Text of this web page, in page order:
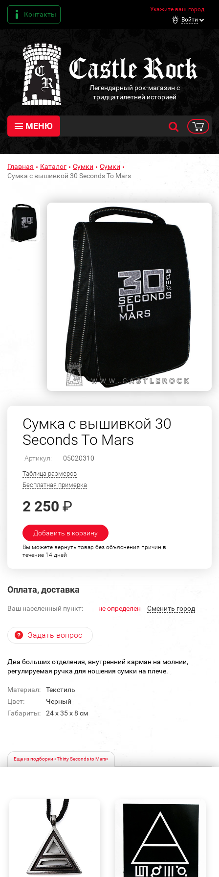
Контакты
Укажите ваш город
Войти
Легендарный рок-магазин с
тридцатилетней историей
МЕНЮ
Главная Каталог Сумки
Сумки
Сумка с вышивкой 30 Seconds To Mars
Сумка с вышивкой 30
Seconds To Mars
Артикул: 05020310
Таблица размеров
Бесплатная примерка
2 250 ₽
Добавить в корзину
Вы можете вернуть товар без объяснения причин в
течение 14 дней
Оплата, доставка
Ваш населенный пункт: не определен Cменить город
Задать вопрос
Два больших отделения, внутренний карман на молнии,
регулируемая ручка для ношения сумки на плече.
Материал:
Текстиль
Цвет:
Черный
Габариты:
24 x 35 x 8 см
Еще из подборки «Thirty Seconds to Mars»